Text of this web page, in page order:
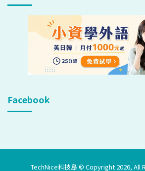
Facebook
TechNice科技島 © Copyright 2026, All